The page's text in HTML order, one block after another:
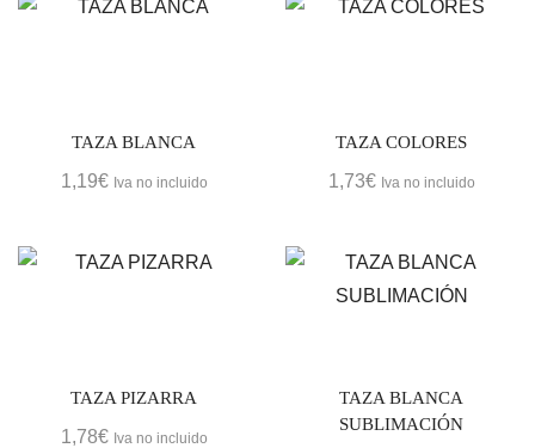
TAZA BLANCA
1,19€ Iva no incluido
TAZA COLORES
1,73€ Iva no incluido
TAZA PIZARRA
1,78€ Iva no incluido
TAZA BLANCA
SUBLIMACIÓN